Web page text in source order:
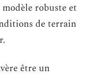
robuste et
de terrain
être un